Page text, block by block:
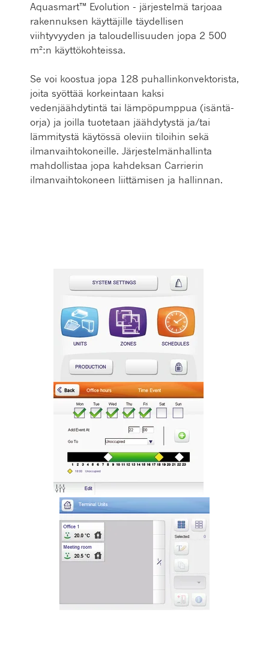
Aquasmart™ Evolution - järjestelmä tarjoaa
rakennuksen käyttäjille täydellisen
viihtyvyyden ja taloudellisuuden jopa 2 500
m²:n käyttökohteissa.
Se voi koostua jopa 128 puhallinkonvektorista,
joita syöttää korkeintaan kaksi
vedenjäähdytintä tai lämpöpumppua (isäntä-
orja) ja joilla tuotetaan jäähdytystä ja/tai
lämmitystä käytössä oleviin tiloihin sekä
ilmanvaihtokoneille. Järjestelmänhallinta
mahdollistaa jopa kahdeksan Carrierin
ilmanvaihtokoneen liittämisen ja hallinnan.